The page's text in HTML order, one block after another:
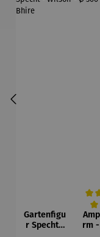
Gartenfigu
r Specht -
rm -